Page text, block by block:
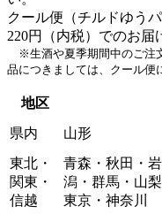
クール便（チルドゆう
220円（内税）でのお届
※生酒や夏季期間中のご注
品につきましては、クール便
地区
県内
山形
東北・
関東・
信越
青森・秋田・
潟・群馬・山
東京・神奈川